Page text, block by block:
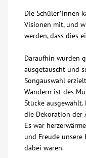
Karriere
Ausbildung
Glossar
Suche
Kontakt
Die Schüler*innen
Visionen mit, und
werden, dass dies
Daraufhin wurden
ausgetauscht und
Songauswahl
Wandern ist des
Stücke
die Dekoration der
Es war
und Freude
dabei waren.